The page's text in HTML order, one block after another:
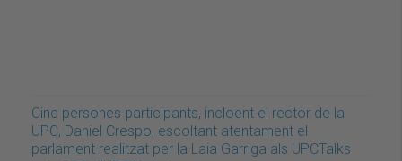
Cinc persones participants, incloent el rector de la
UPC, Daniel Crespo, escoltant atentament el
parlament realitzat per la Laia Garriga als UPCTalks